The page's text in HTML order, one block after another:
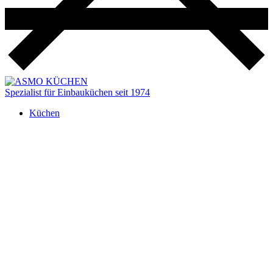
Spezialist für Einbauküchen seit 1974
Küchen